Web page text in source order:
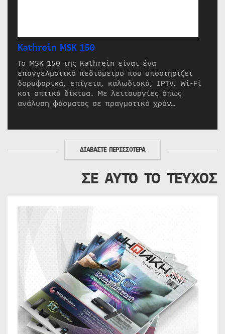
Kathrein MSK 150
Το MSK 150 της Kathrein είναι ένα
επαγγελματικό πεδιόμετρο που υποστηρίζει
δορυφορικά, επίγεια, καλωδιακά, IPTV, Wi-Fi
και οπτικά δίκτυα. Με λειτουργίες όπως
ανάλυση φάσματος σε πραγματικό χρόν…
ΔΙΑΒΑΣΤΕ ΠΕΡΙΣΣΟΤΕΡΑ
ΣΕ ΑΥΤΟ ΤΟ ΤΕΥΧΟΣ